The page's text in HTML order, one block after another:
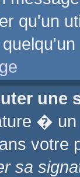
qu'un
une
�
sa